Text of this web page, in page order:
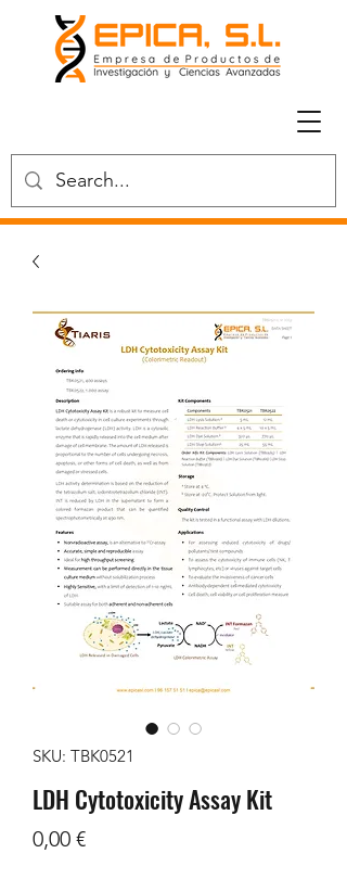
SKU: TBK0521
LDH Cytotoxicity Assay Kit
0,00 €Precio